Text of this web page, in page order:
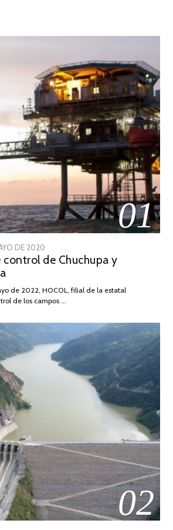
01
DE 2020
DE
2026
control de Chuchupa y
de 2022, HOCOL, filial de la estatal
de los campos …
02